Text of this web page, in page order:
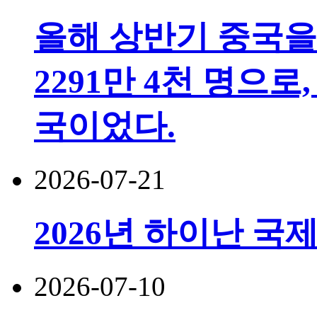
올해 상반기 중국
2291만 4천 명으
국이었다.
2026-07-21
2026년 하이난 국
2026-07-10